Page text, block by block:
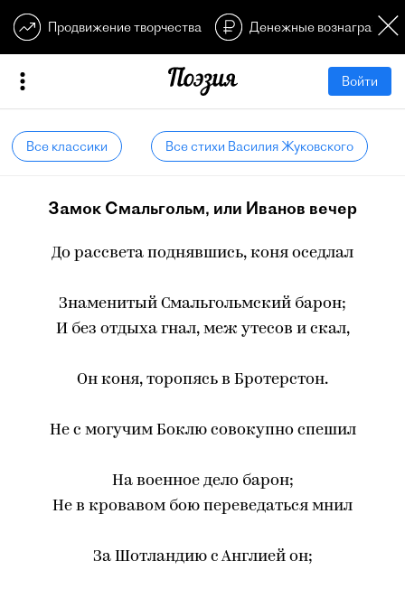
Продвижение творчества Денежные
Войти
Все классики Все стихи Василия Жуковского
Замок Смальгольм, или Иванов вечер
До рассвета поднявшись, коня оседлал
Знаменитый Смальгольмский барон;
И без отдыха гнал, меж утесов и скал,
Он коня, торопясь в Бротерстон.
Не с могучим Боклю совокупно спешил
На военное дело барон;
Не в кровавом бою переведаться мнил
За Шотландию с Англией он;